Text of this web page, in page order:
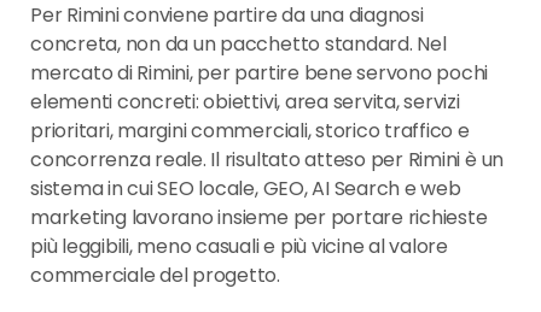
Per Rimini conviene partire da una diagnosi
concreta, non da un pacchetto standard. Nel
mercato di Rimini, per partire bene servono pochi
elementi concreti: obiettivi, area servita, servizi
prioritari, margini commerciali, storico traffico e
concorrenza reale. Il risultato atteso per Rimini è un
sistema in cui SEO locale, GEO, AI Search e web
marketing lavorano insieme per portare richieste
più leggibili, meno casuali e più vicine al valore
commerciale del progetto.